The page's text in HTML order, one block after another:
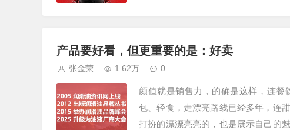
产品要好看，但更重要的是：好卖
张金荣 1.62万 0
颜值就是销售力，的确是这样，连
包、轻食，走漂亮路线已经多年，连
打扮的漂漂亮亮的，也是展示自己的